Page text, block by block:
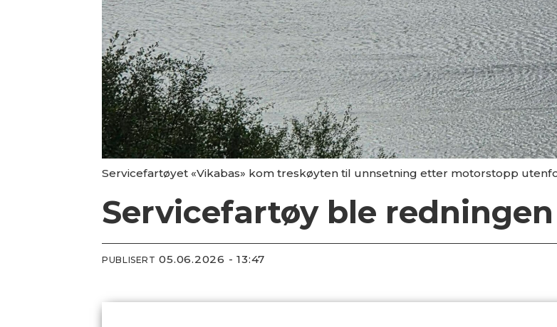
Servicefartøyet «Vikabas» kom treskøyten til unnsetning etter motorstopp
Servicefartøy ble
PUBLISERT 05.06.2026 - 13:47